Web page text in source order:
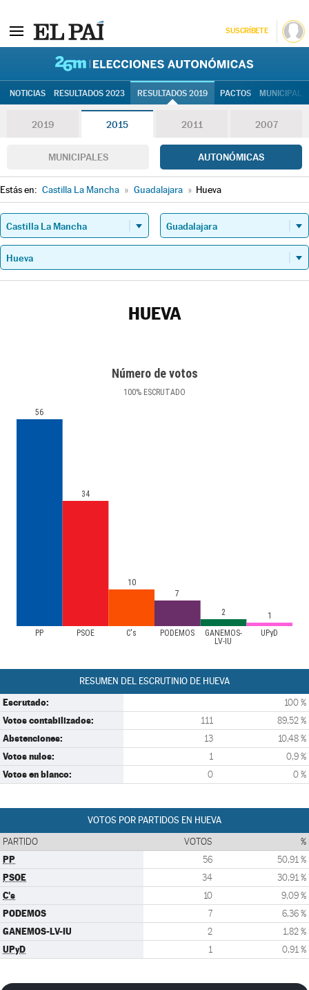
SUSCRÍBETE
NOTICIAS RESULTADOS 2023 RESULTADOS 2019 PACTOS
2019 2015 2011 2007
MUNICIPALES AUTONÓMICAS
Estás en: Castilla La Mancha » Guadalajara » Hueva
HUEVA
Número de votos
100% ESCRUTADO
PP PSOE C's PODEMOS
GANEMOS-
LV-IU
UPyD
56
34
10
7
2
1
RESUMEN DEL ESCRUTINIO DE HUEVA
Escrutado: 100 %
Votos contabilizados: 111 89,52 %
Abstenciones: 13 10,48 %
Votos nulos: 1 0,9 %
Votos en blanco: 0 0 %
VOTOS POR PARTIDOS EN HUEVA
PARTIDO VOTOS %
PP 56 50,91 %
PSOE 34 30,91 %
C's 10 9,09 %
PODEMOS 7 6,36 %
GANEMOS-LV-IU 2 1,82 %
UPyD 1 0,91 %